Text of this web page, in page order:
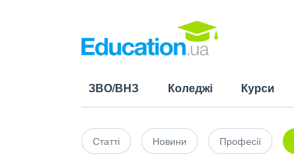
ЗВО/ВНЗ Коледжі Курси
Статті Новини Професії